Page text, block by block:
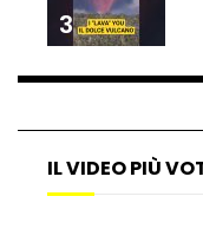
Auto
3
IL VIDEO PIÙ